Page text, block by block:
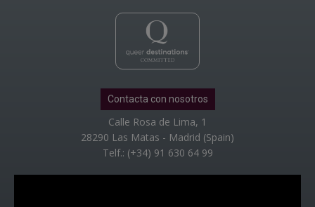
Contacta con nosotros
Calle Rosa de Lima, 1
28290 Las Matas - Madrid (Spain)
Telf.: (+34) 91 630 64 99